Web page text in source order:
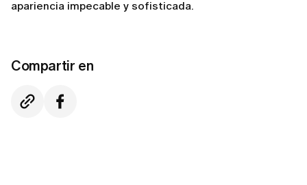
apariencia impecable y sofisticada.
Compartir en